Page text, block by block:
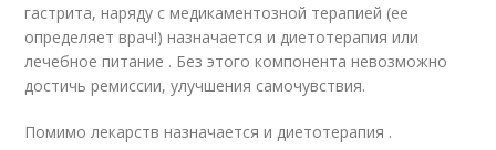
гастрита, наряду с медикаментозной терапией (ее
определяет врач!) назначается и диетотерапия или
лечебное питание . Без этого компонента невозможно
достичь ремиссии, улучшения самочувствия.
Помимо лекарств назначается и диетотерапия .